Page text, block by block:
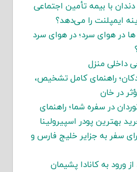
با بیمه تأمین اجتماعی
در هوای سرد؛ در هوای سرد
داخلی منزل
راهنمای کامل تشخیص،
در خان
در سفره شما؛ راهنمای
بهترین پودر اسپیرولینا
سفر به جزایر خلیج فارس و
ورود به کانادا پشیمان